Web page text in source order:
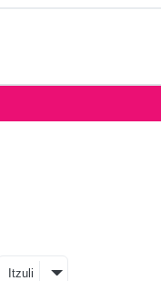
Itzuli